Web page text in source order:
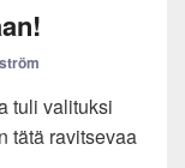
tuli valituksi
tätä ravitsevaa